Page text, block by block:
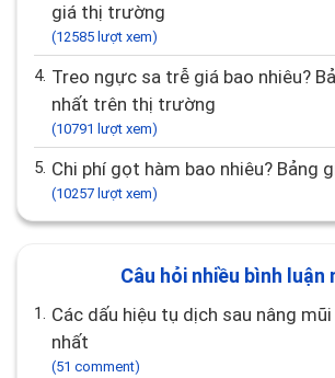
giá thị trường
(12585 lượt xem)
4. Treo ngực sa trễ giá bao nhiêu? Bảng giá mới
nhất trên thị trường
(10791 lượt xem)
5. Chi phí gọt hàm bao nhiêu? Bảng
(10257 lượt xem)
Câu hỏi nhiều bình luận
1. Các dấu hiệu tụ dịch sau nâng mũi dễ nhận biết
nhất
(51 comment)